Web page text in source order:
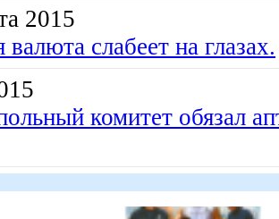
2015
валюта слабеет на глазах.
комитет обязал